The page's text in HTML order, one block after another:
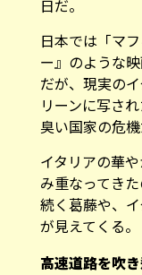
日だ。
日本では「マ
ー』のような
だが、現実の
リーンに写さ
臭い国家の危機
イタリアの華
み重なってき
続く葛藤や、
が見えてくる。
高速道路を吹